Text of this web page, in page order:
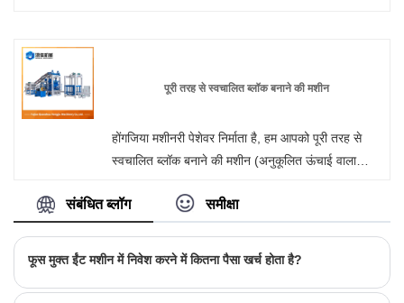
पूरी तरह से स्वचालित ब्लॉक बनाने की मशीन
होंगजिया मशीनरी पेशेवर निर्माता है, हम आपको पूरी तरह से
स्वचालित ब्लॉक बनाने की मशीन (अनुकूलित ऊंचाई वाला
बिक्री के बाद सेवा और समय पर डिलीवरी प्रदान करेंगे।
संबंधित ब्लॉग समीक्षा
फूस मुक्त ईंट मशीन में निवेश करने में कितना पैसा खर्च होता है?